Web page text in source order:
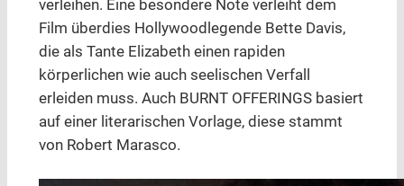
verleihen. Eine besondere Note verleiht dem
Film überdies Hollywoodlegende Bette Davis,
die als Tante Elizabeth einen rapiden
körperlichen wie auch seelischen Verfall
erleiden muss. Auch BURNT OFFERINGS basiert
auf einer literarischen Vorlage, diese stammt
von Robert Marasco.